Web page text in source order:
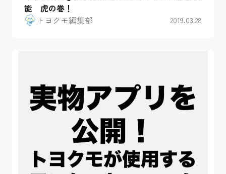
能 虎の巻！
トヨクモ編集部
2019.03.28